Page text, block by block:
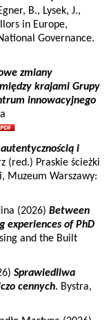
B., Lysek, J.,
in Europe,
Governance.
zmiany
krajami Grupy
innowacyjnego
i
(red.) Praskie ścieżki
Muzeum Warszawy:
(2026) Between
experiences of PhD
and the Built
Sprawiedliwa
cennych. Bystra,